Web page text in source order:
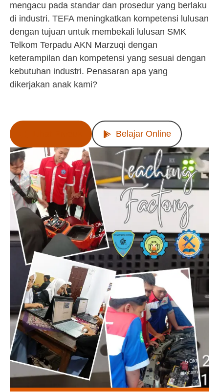
mengacu pada standar dan prosedur yang berlaku
di industri. TEFA meningkatkan kompetensi lulusan
dengan tujuan untuk membekali lulusan SMK
Telkom Terpadu AKN Marzuqi dengan
keterampilan dan kompetensi yang sesuai dengan
kebutuhan industri. Penasaran apa yang
dikerjakan anak kami?
Belajar Online